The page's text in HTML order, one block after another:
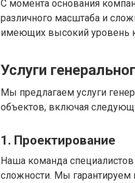
С момента основания
различного масштаба и
имеющих высокий уровень
Услуги
Мы предлагаем услуги
объектов, включая
1. Проектирование
Наша команда
сложности. Мы гарантируем